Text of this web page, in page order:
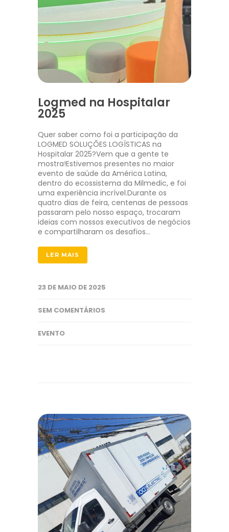
Logmed na Hospitalar
2025
Quer saber como foi a participação da
LOGMED SOLUÇÕES LOGÍSTICAS na
Hospitalar 2025?Vem que a gente te
mostra!Estivemos presentes no maior
evento de saúde da América Latina,
dentro do ecossistema da Milmedic, e foi
uma experiência incrível.Durante os
quatro dias de feira, centenas de pessoas
passaram pelo nosso espaço, trocaram
ideias com nossos executivos de negócios
e compartilharam os desafios…
LER MAIS
23 DE MAIO DE 2025
SEM COMENTÁRIOS
EVENTO